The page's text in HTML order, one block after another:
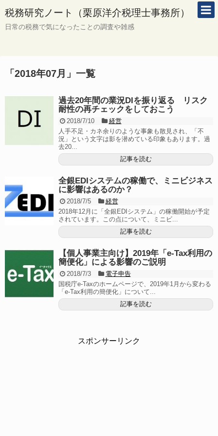
税務研究ノート（栗原洋介税理士事務所）
日常の税務で気になったことの調査や雑感
「 2018年07月 」 一覧
過去20年間の業況DIを振り返る リスク
耐性の再チェックをしておこう
2018/7/10
経営
人手不足・カネ余りのような事象も散見され、「不
況」という文字は影を潜めている印象もあります。過
去20...
記事を読む
全銀EDIシステムの稼働で、ミニビジネス
に影響はあるのか？
2018/7/5
経営
2018年12月に「全銀EDIシステム」の稼働開始が予定
されています。この点について、ミニビ...
記事を読む
【個人事業主向け】2019年「e-Tax利用の
簡便化」による影響のご説明
2018/7/3
電子申告
国税庁e-Taxのホームページで、2019年1月から変わる
「e-Tax利用の簡便化」について...
記事を読む
スポンサーリンク